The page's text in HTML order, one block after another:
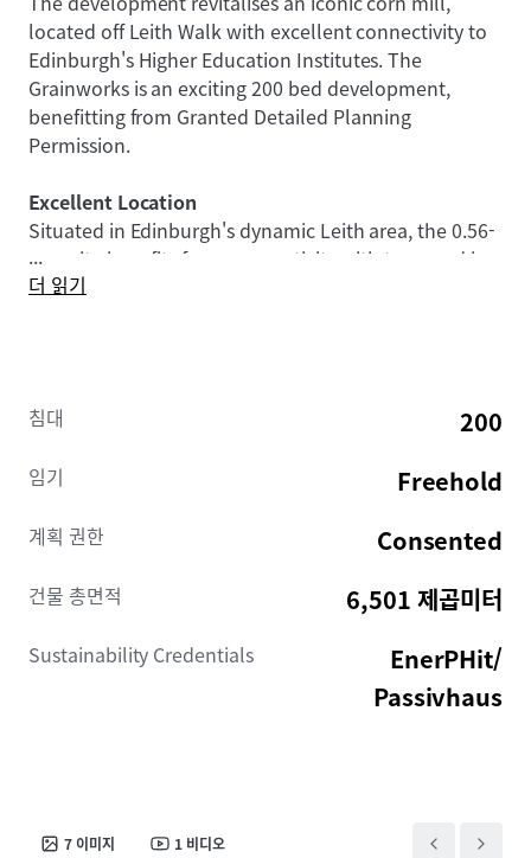
located off Leith Walk with excellent connectivity to
Edinburgh's Higher Education Institutes. The
Grainworks is an exciting 200 bed development,
benefitting from Granted Detailed Planning
Permission.
Excellent Location
Situated in Edinburgh's dynamic Leith area, the 0.56-
acre site benefits from connectivity with tram and bus
links providing direct access to Edinburgh's city
breweries and amenities within walking distance.
Development Specification
corn mill into a sustainable PBSA building featuring:
200 beds (190 cluster en-suites and 10
Premium amenities including roof
terrace, Landscaped courtyard garden,
outdoor kitchen, lounge areas and
...
더 읽기
침대 200
임기 Freehold
계획 권한 Consented
건물 총면적 6,501 제곱미터
Sustainability Credentials
EnerPHit/
Passivhaus
7이미지 1 비디오